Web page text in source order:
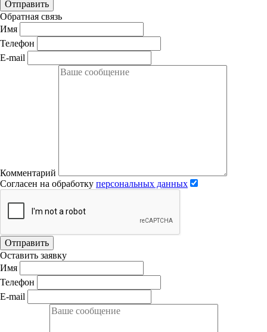
Отправить
Обратная связь
Имя
Телефон
E-mail
Комментарий
Согласен на обработку персональных данных
Отправить
Оставить заявку
Имя
Телефон
E-mail